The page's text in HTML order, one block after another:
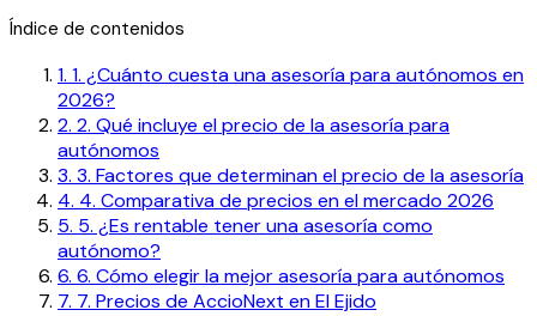
Índice de contenidos
1. 1. ¿Cuánto cuesta una asesoría para autónomos en
2026?
2. 2. Qué incluye el precio de la asesoría para
autónomos
3. 3. Factores que determinan el precio de la asesoría
4. 4. Comparativa de precios en el mercado 2026
5. 5. ¿Es rentable tener una asesoría como
autónomo?
6. 6. Cómo elegir la mejor asesoría para autónomos
7. 7. Precios de AccioNext en El Ejido